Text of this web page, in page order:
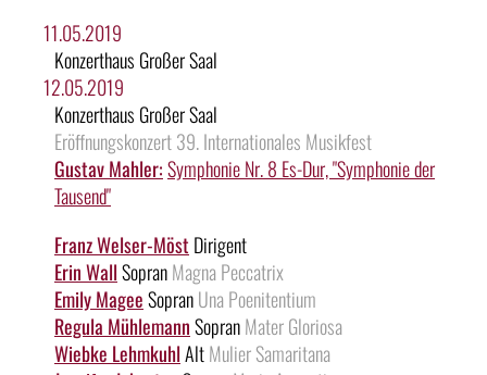
11.05.2019
Konzerthaus Großer Saal
12.05.2019
Konzerthaus Großer Saal
Eröffnungskonzert 39. Internationales Musikfest
Gustav Mahler:Symphonie Nr. 8 Es-Dur, "Symphonie der
Tausend"
Franz Welser-Möst Dirigent
Erin WallSopranMagna Peccatrix
Emily MageeSopranUna Poenitentium
Regula MühlemannSopranMater Gloriosa
Wiebke LehmkuhlAltMulier Samaritana